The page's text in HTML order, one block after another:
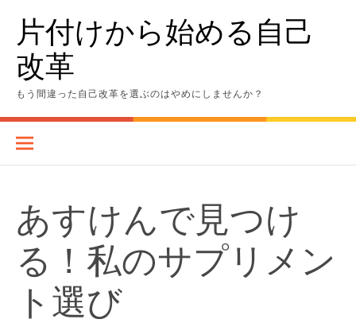
content片付けから始める自己
改革
もう間違った自己改革を選ぶのはやめにしませんか？
あすけんで見つけ
る！私のサプリメン
ト選び